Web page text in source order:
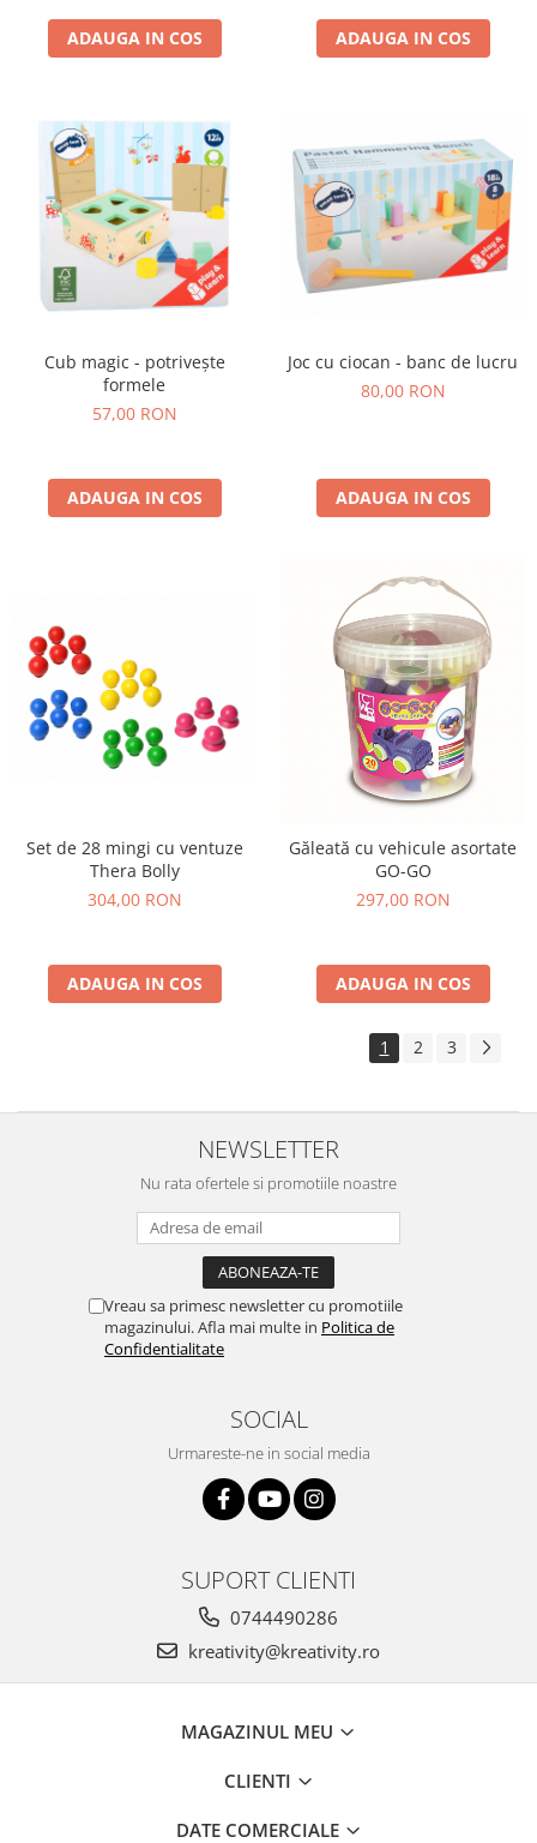
ADAUGA IN COS ADAUGA IN COS
Cub magic - potrivește
formele
57,00 RON
ADAUGA IN COS
Joc cu ciocan - banc de lucru
80,00 RON
ADAUGA IN COS
Set de 28 mingi cu ventuze
Thera Bolly
304,00 RON
ADAUGA IN COS
Găleată cu vehicule asortate
GO-GO
297,00 RON
ADAUGA IN COS
1 2 3
NEWSLETTER
Nu rata ofertele si promotiile noastre
Vreau sa primesc newsletter cu promotiile
magazinului. Afla mai multe in Politica de
Confidentialitate
SOCIAL
Urmareste-ne in social media
SUPORT CLIENTI
0744490286
kreativity@kreativity.ro
MAGAZINUL MEU
CLIENTI
DATE COMERCIALE